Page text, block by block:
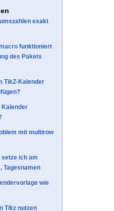
exakt
funktioniert
des Pakets
TikZ-Kalender
Kalender
mit multirow
ich am
Tagesnamen
wie
Tikz nutzen